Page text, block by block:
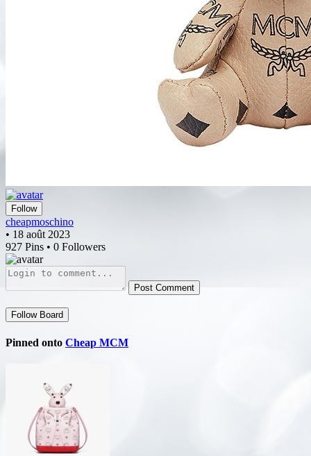
Follow
cheapmoschino
• 18 août 2023
927 Pins • 0 Followers
Post Comment
Follow Board
Pinned onto Cheap MCM